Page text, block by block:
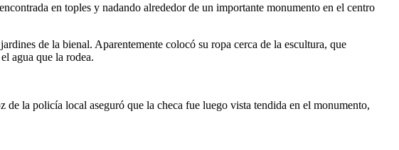
en toples y nadando alrededor de un importante monumento en el centro
de la bienal. Aparentemente colocó su ropa cerca de la escultura, que
agua que la rodea.
de la policía local aseguró que la checa fue luego vista tendida en el monumento,